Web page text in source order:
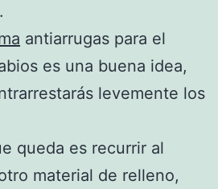
.
antiarrugas para el
es una buena idea,
levemente los
queda es recurrir al
material de relleno,